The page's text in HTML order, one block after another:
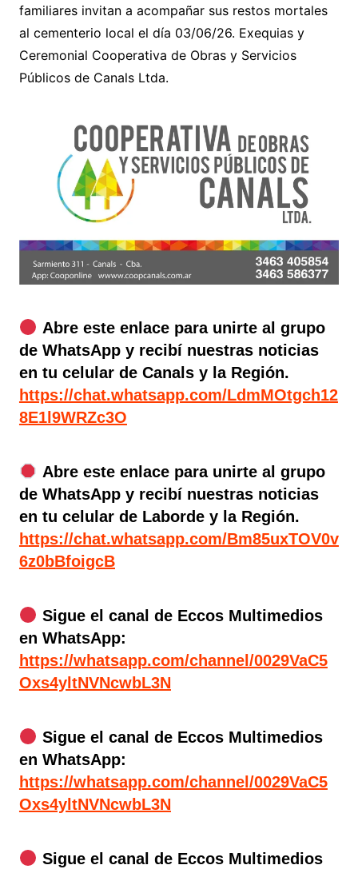
familiares invitan a acompañar sus restos mortales
al cementerio local el día 03/06/26. Exequias y
Ceremonial Cooperativa de Obras y Servicios
Públicos de Canals Ltda.
Abre este enlace para unirte al grupo
de WhatsApp y recibí nuestras noticias
en tu celular de Canals y la Región.
https://chat.whatsapp.com/LdmMOtgch12
8E1l9WRZc3O
Abre este enlace para unirte al grupo
de WhatsApp y recibí nuestras noticias
en tu celular de Laborde y la Región.
https://chat.whatsapp.com/Bm85uxTOV0v
6z0bBfoigcB
Sigue el canal de Eccos Multimedios
en WhatsApp:
https://whatsapp.com/channel/0029VaC5
Oxs4yltNVNcwbL3N
Sigue el canal de Eccos Multimedios
en WhatsApp:
https://whatsapp.com/channel/0029VaC5
Oxs4yltNVNcwbL3N
Sigue el canal de Eccos Multimedios